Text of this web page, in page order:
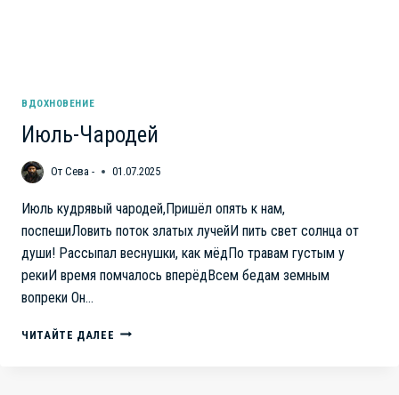
ВДОХНОВЕНИЕ
Июль-Чародей
От Сева - 01.07.2025
Июль кудрявый чародей,Пришёл опять к нам,
поспешиЛовить поток златых лучейИ пить свет солнца от
души! Рассыпал веснушки, как мёдПо травам густым у
рекиИ время помчалось вперёдВсем бедам земным
вопреки Он…
ЧИТАЙТЕ ДАЛЕЕ ИЮЛЬ-